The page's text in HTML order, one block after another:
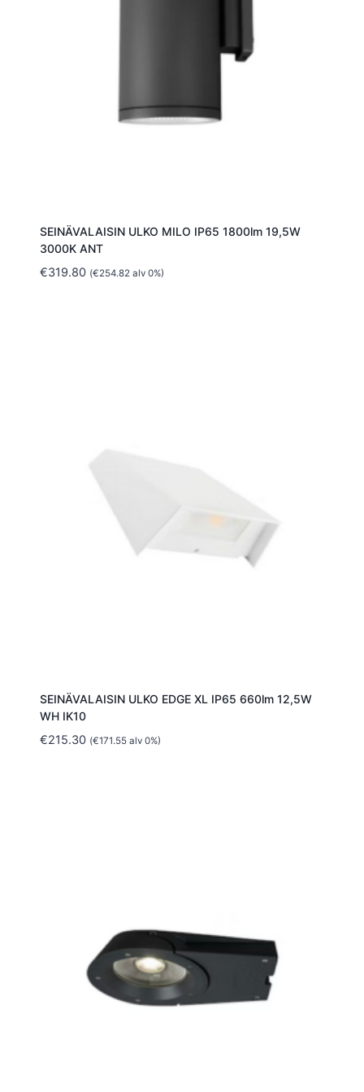
SEINÄVALAISIN ULKO MILO IP65 1800lm 19,5W
3000K ANT
€319.80 (€254.82 alv 0%)
SEINÄVALAISIN ULKO EDGE XL IP65 660lm 12,5W
WH IK10
€215.30 (€171.55alv 0%)